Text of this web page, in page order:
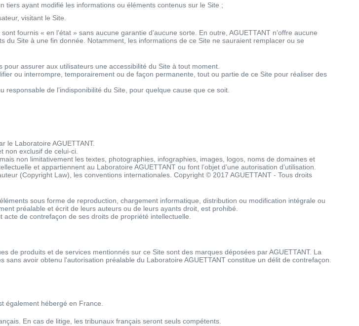
tiers ayant modifié les informations ou éléments contenus sur le Site ;
visitant le Site.
fournis « en l’état » sans aucune garantie d’aucune sorte. En outre, AGUETTANT n’offre aucune
du Site à une fin donnée. Notamment, les informations de ce Site ne sauraient remplacer ou se
assurer aux utilisateurs une accessibilité du Site à tout moment.
ou interrompre, temporairement ou de façon permanente, tout ou partie de ce Site pour réaliser des
de l’indisponibilité du Site, pour quelque cause que ce soit.
le Laboratoire AGUETTANT.
non exclusif de celui-ci.
non limitativement les textes, photographies, infographies, images, logos, noms de domaines et
et appartiennent au Laboratoire AGUETTANT ou font l’objet d’une autorisation d’utilisation.
(Copyright Law), les conventions internationales. Copyright © 2017 AGUETTANT - Tous droits
sous forme de reproduction, chargement informatique, distribution ou modification intégrale ou
préalable et écrit de leurs auteurs ou de leurs ayants droit, est prohibé.
de contrefaçon de ses droits de propriété intellectuelle.
de produits et de services mentionnés sur ce Site sont des marques déposées par AGUETTANT. La
avoir obtenu l'autorisation préalable du Laboratoire AGUETTANT constitue un délit de contrefaçon.
également hébergé en France.
En cas de litige, les tribunaux français seront seuls compétents.